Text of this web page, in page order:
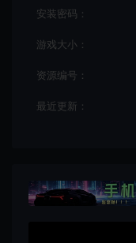
安装密码：
游戏大小：
资源编号：
最近更新：